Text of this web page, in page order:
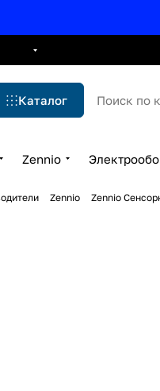
Каталог
Zennio
Zennio Zennio